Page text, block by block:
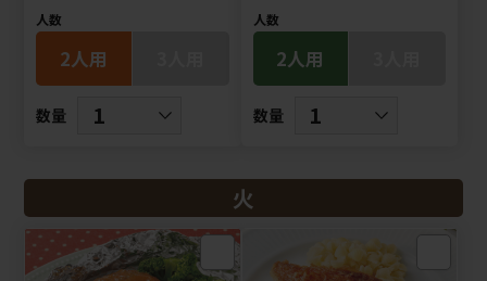
人数
2人用
数量
人数
2人用
数量
火